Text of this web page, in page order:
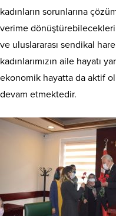
kadınların sorunlarına
verime
ve uluslararası sendikal
kadınlarımızın aile hayatı
ekonomik hayatta da aktif
devam etmektedir.